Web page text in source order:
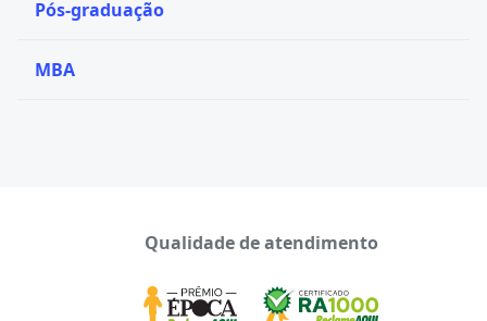
Pós-graduação
MBA
Qualidade de atendimento